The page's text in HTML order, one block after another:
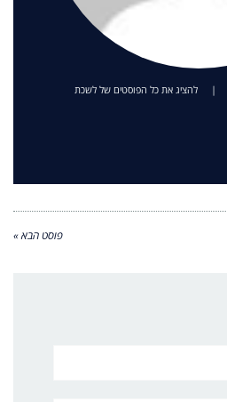
|
להציג את כל הפוסטים של לשכת
פוסט הבא »